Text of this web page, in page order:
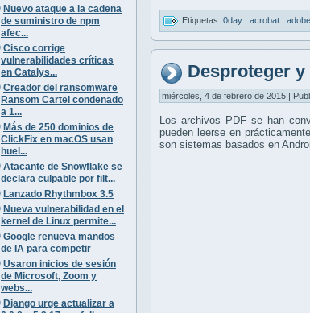
Nuevo ataque a la cadena
de suministro de npm
afec...
Cisco corrige
vulnerabilidades críticas
en Catalys...
Creador del ransomware
Ransom Cartel condenado
a 1...
Más de 250 dominios de
ClickFix en macOS usan
huel...
Atacante de Snowflake se
declara culpable por filt...
Lanzado Rhythmbox 3.5
Nueva vulnerabilidad en el
kernel de Linux permite...
Google renueva mandos
de IA para competir
Usaron inicios de sesión
de Microsoft, Zoom y
webs...
Django urge actualizar a
Etiquetas: 0day acrobat adobe
Desproteger
miércoles, 4 de febrero de 2015 |
Los archivos PDF se han
pueden leerse en
son sistemas basados en